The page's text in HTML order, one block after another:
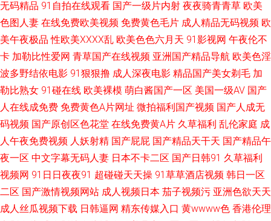
影院 97成人爽影院 操逼网站123 超碰天天干 国产理伦 狠狠鲁2026 老司机
综合色 萌白酱白虎一线天 日本AV中文字幕 三级三级AV导航 亚洲人成人网站
利 欧美成人第一页 日本a区 涩涩av在线 亚州第一AZ 91丝瓜 www午夜com
国产区福利在线 黄色A片3及片 久草男女 美国性福福利导航 欧美一二区操 日
韩成人国产 四虎AⅤ 一级蜜桃视频网址 91tv在线观看 av成人资源 肏屄网五月
天婷婷 成人最新在线 国产打泡在线 韩国操逼大片 久草福利导航官网 麻豆性
爱网 欧美成人超碰不卡 青青草ab 视频在线第91页 午夜寂寞影视院 亚洲性爱
无码精品 91自拍在线观看 国产一级片内射 夜夜骑青青草 欧美
色图人妻 在线免费欧美视频 免费黄色毛片 成人精品无码视频 欧
美午夜极品 性欧美ⅩⅩⅩⅩ乱 欧美色色六月天 91影视网 午夜伦不
卡 加勒比性爱网 青草国产在线视频 亚洲国产精品导航 欧美色淫
波多野结依电影 91狠狠撸 成人深夜电影 精品国产美女剃毛 加
勒比熟女 91碰在线 欧美裸模 萌白酱国产一区 美国一级AV 国产
人在线成免费 免费黄色A片网址 微拍福利国产视频 国产人成无
码视频 国产原创区色花堂 在线免费黄A片 久草福利 乱伦家庭 成
人午夜免费视频 人妖射精 国产屁屁 国产精品天干天 国产精品午
夜一区 中文字幕无码人妻 日本不卡二区 国产日韩91 久草福利
视频网 91日日夜夜91 超碰碰天天操 91草草酒店视频 韩日一区
二区 国产激情视频网站 成人视频日本 茄子视频污 亚洲色欲天天
成人丝瓜视频下载 日韩逼网 精东传媒入口 黄wwww色 香港伦理